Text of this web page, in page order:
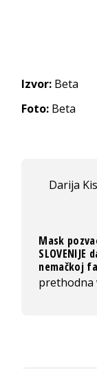
Izvor: Beta
Foto: Beta
Darija
Mask
SLOVENIJE
nemačkoj
prethodna